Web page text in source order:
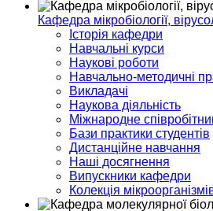
Кафедра мікробіології,
Історія кафедри
Навчальні курси
Наукові роботи
Навчально-методичні
Викладачі
Наукова діяльність
Міжнародне
Бази практики студентів
Дистанційне навчання
Наші досягнення
Випускники кафедри
Колекція